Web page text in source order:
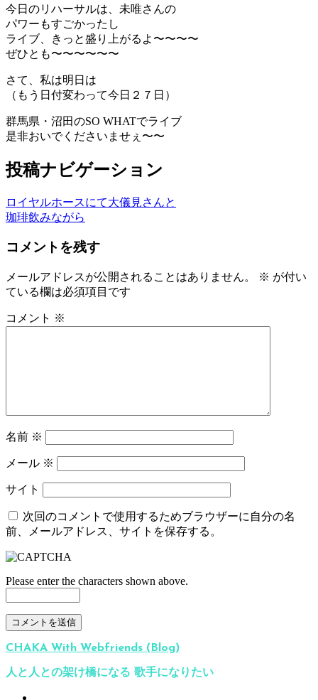
今日のリハーサルは、未唯さんの
パワーもすごかったし
ライブ、きっと盛り上がるよ〜〜〜〜
ぜひとも〜〜〜〜〜〜
さて、私は明日は
（もう日付変わって今日２７日）
群馬県・沼田のSO WHATでライブ
是非おいでくださいませぇ〜〜
投稿ナビゲーション
ロイヤルホースにて大儀見さんと
珈琲飲みながら
コメントを残す
メールアドレスが公開されることはありません。 ※ が付い
ている欄は必須項目です
コメント ※
名前 ※
メール ※
サイト
次回のコメントで使用するためブラウザーに自分の名
前、メールアドレス、サイトを保存する。
Please enter the characters shown above.
CHAKA With Webfriends (Blog)
人と人との架け橋になる 歌手になりたい